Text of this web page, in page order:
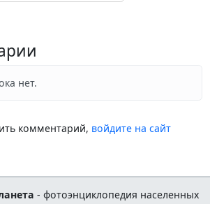
нет.
комментарий, войдите на сайт
- фотоэнциклопедия населенных